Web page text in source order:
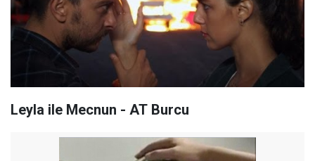
Leyla ile Mecnun - AT Burcu